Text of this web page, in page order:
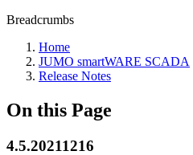
Breadcrumbs
Home
JUMO smartWARE SCADA
Release Notes
On this Page
4.5.20211216